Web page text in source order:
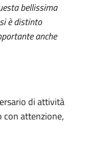
bellissima
è distinto
anche
di attività
con attenzione,